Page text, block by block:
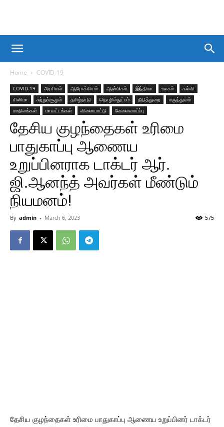
Home COVID-19
COVID-19 அரசியல் ஆரோக்கியம் ஆன்மிகம் இந்தியா உலகம்
கல்வி
சினிமா
சுற்றுச்சூழல் தமிழ்நாடு தொழில்நுட்பம் நீதித்துறை
மருத்துவம்
மாநிலங்கள்
மாவட்டங்கள் விளையாட்டு வேலைவாய்ப்பு
தேசிய குழந்தைகள் உரிமை
பாதுகாப்பு ஆணைய
உறுப்பினராக டாக்டர் ஆர்.
ஜி.ஆனந்த் அவர்கள் மீண்டும்
நியமனம்!
By admin - March 6, 2023 575
தேசிய குழந்தைகள் உரிமை பாதுகாப்பு ஆணைய உறுப்பினர் டாக்டர்